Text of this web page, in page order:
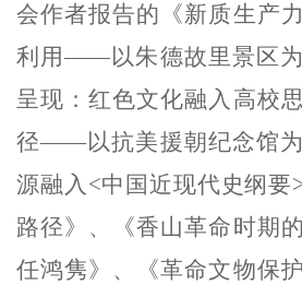
会作者报告的《新质生产
利用——以朱德故里景区
呈现：红色文化融入高校
径——以抗美援朝纪念馆
源融入<中国近现代史纲要
路径》、《香山革命时期
任鸿隽》、《革命文物保